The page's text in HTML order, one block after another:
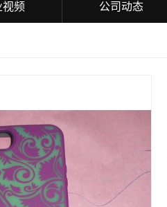
视频 公司动态